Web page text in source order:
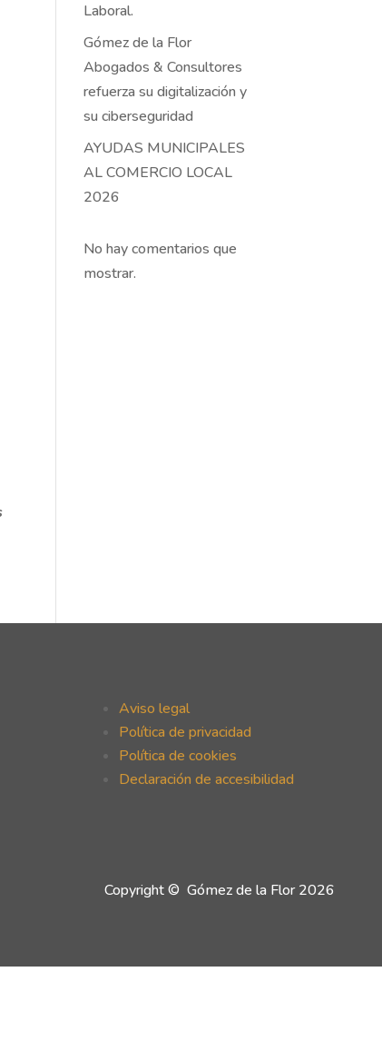
Laboral.
Gómez de la Flor
Abogados & Consultores
refuerza su digitalización y
su ciberseguridad
AYUDAS MUNICIPALES
AL COMERCIO LOCAL
2026
No hay comentarios que
mostrar.
Aviso legal
Política de privacidad
Política de cookies
Declaración de accesibilidad
Copyright © Gómez de la Flor 2026